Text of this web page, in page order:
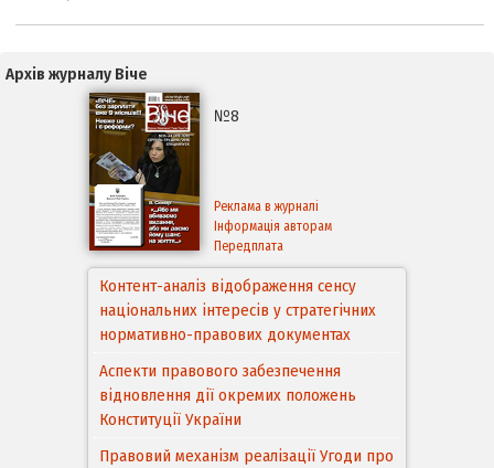
Архів журналу Віче
№8
Реклама в журналі
Інформація авторам
Передплата
Контент-аналіз відображення сенсу
національних інтересів у стратегічних
нормативно-правових документах
Аспекти правового забезпечення
відновлення дії окремих положень
Конституції України
Правовий механізм реалізації Угоди про